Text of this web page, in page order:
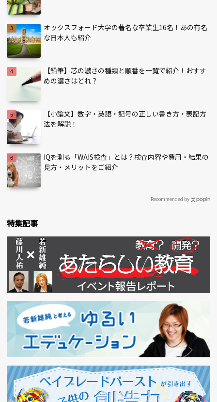
オックスフォード大学の著名な卒業生16名！あの有名
な日本人も紹介
【鉛筆】芯の濃さの種類と順番を一覧で紹介！おすす
めの濃さはどれ？
【小論文】数字・英語・記号の正しい書き方・表記方
法を解説！
IQを測る「WAIS検査」とは？検査内容や費用・結果の
見方・メリットをご紹介
Recommended by
特集記事